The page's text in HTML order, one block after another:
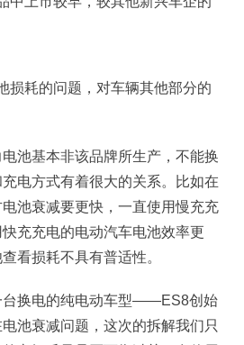
损耗的问题，对车辆其他部分的
池基本非该品牌所生产，不能换
电方式有着很大的关系。比如在
池衰减要更快，一直使用慢充充
充充电的电动汽车电池效率更
看损耗不具有普适性。
台换电的纯电动车型——ES8创始
池衰减问题，这次的拆解我们只